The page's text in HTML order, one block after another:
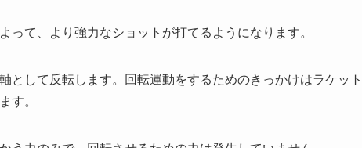
って、より強力なショットが打てるようになります。
として反転します。回転運動をするためのきっかけはラケッ
す。